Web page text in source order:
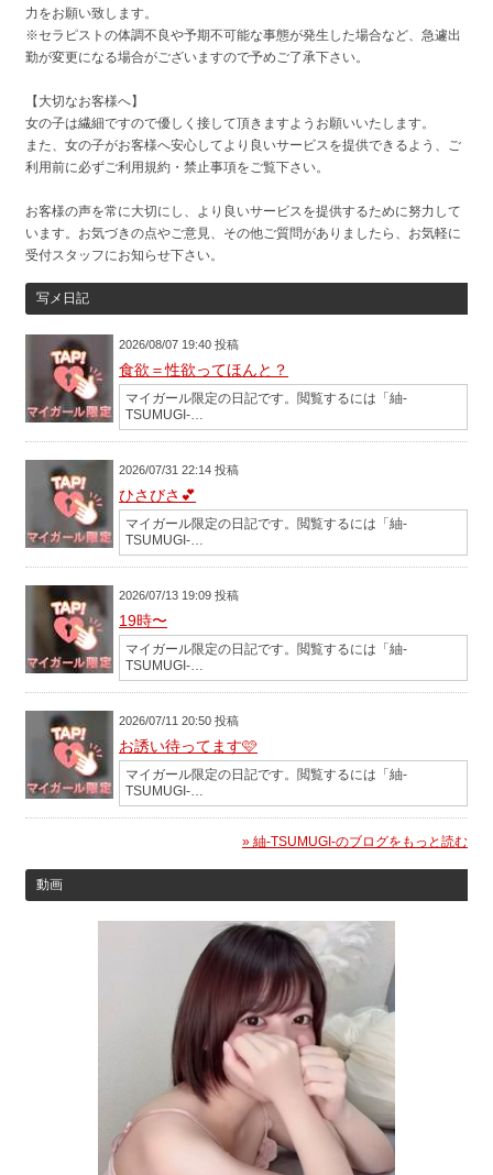
力をお願い致します。
※セラピストの体調不良や予期不可能な事態が発生した場合など、急遽出
勤が変更になる場合がございますので予めご了承下さい。
【大切なお客様へ】
女の子は繊細ですので優しく接して頂きますようお願いいたします。
また、女の子がお客様へ安心してより良いサービスを提供できるよう、ご
利用前に必ずご利用規約・禁止事項をご覧下さい。
お客様の声を常に大切にし、より良いサービスを提供するために努力して
います。お気づきの点やご意見、その他ご質問がありましたら、お気軽に
受付スタッフにお知らせ下さい。
写メ日記
2026/08/07 19:40 投稿
食欲＝性欲ってほんと？
マイガール限定の日記です。閲覧するには「紬-
TSUMUGI-…
2026/07/31 22:14 投稿
ひさびさ💕
マイガール限定の日記です。閲覧するには「紬-
TSUMUGI-…
2026/07/13 19:09 投稿
19時〜
マイガール限定の日記です。閲覧するには「紬-
TSUMUGI-…
2026/07/11 20:50 投稿
お誘い待ってます🩷️
マイガール限定の日記です。閲覧するには「紬-
TSUMUGI-…
» 紬-TSUMUGI-のブログをもっと読む
動画